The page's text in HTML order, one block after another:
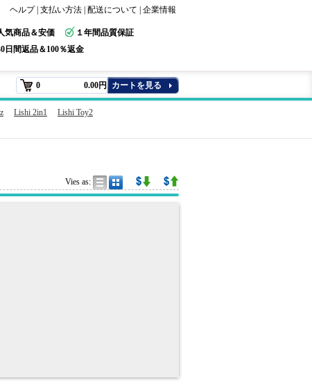
ヘルプ 支払い方法 配送について 企業情報
気商品＆安価
１年間品質保証
日間返品＆100％返金
0 0.00円 カートを見る
Lishi 2in1 Lishi Toy2
Vies as: